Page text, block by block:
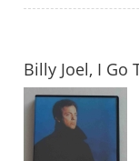
Billy Joel, I Go